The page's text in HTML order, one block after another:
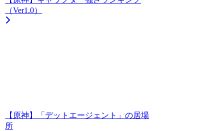
（Ver1.0）
【原神】「デットエージェント」の居場
所